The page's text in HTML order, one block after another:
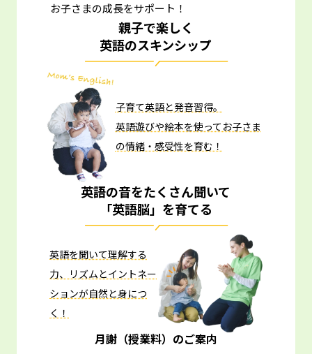
お子さまの成長をサポート！
親子で楽しく
英語のスキンシップ
子育て英語と発音習得。
英語遊びや絵本を使ってお子さま
の情緒・感受性を育む！
英語の音をたくさん聞いて
「英語脳」を育てる
英語を聞いて理解する
力、リズムとイントネー
ションが自然と身につ
く！
月謝（授業料）のご案内